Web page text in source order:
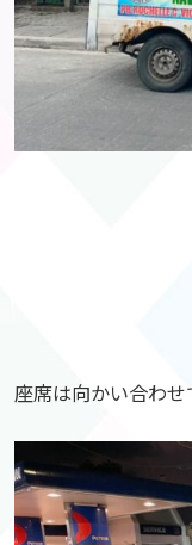
座席は向かい合わ